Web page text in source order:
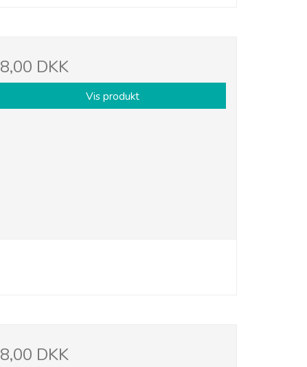
8,00 DKK
Vis produkt
8,00 DKK